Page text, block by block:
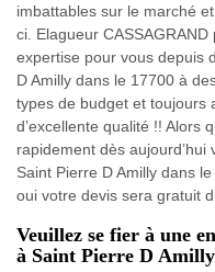
imbattables sur le marché
ci. Elagueur
expertise pour vous depuis
D Amilly dans le 17700 à
types de budget et toujours
d’excellente qualité !! Alors
rapidement dès
Saint Pierre D Amilly dans
oui votre devis sera gratuit
Veuillez se fier à une
à Saint Pierre D Amilly